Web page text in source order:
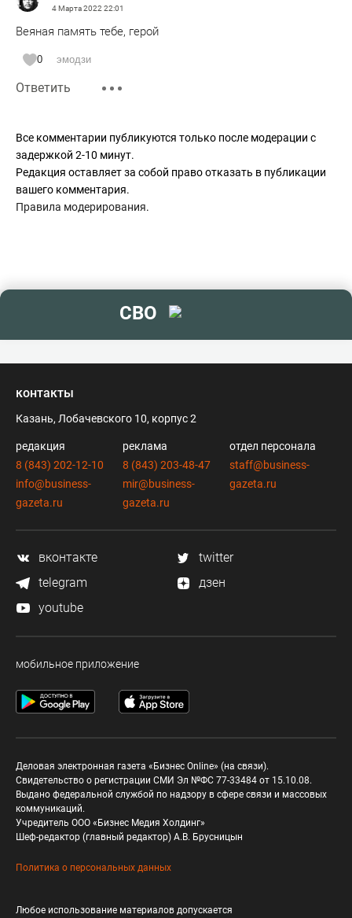
4 Марта 2022 22:01
Веяная память тебе, герой
0 эмодзи
Ответить
Все комментарии публикуются только после модерации с
задержкой 2-10 минут.
Редакция оставляет за собой право отказать в публикации
вашего комментария.
Правила модерирования.
СВО
контакты
Казань, Лобачевского 10, корпус 2
редакция
8 (843) 202-12-10
info@business-
gazeta.ru
реклама
8 (843) 203-48-47
mir@business-
gazeta.ru
отдел персонала
staff@business-
gazeta.ru
вконтакте
twitter
telegram
дзен
youtube
мобильное приложение
Деловая электронная газета «Бизнес Online» (на связи).
Свидетельство о регистрации СМИ Эл №ФС 77-33484 от 15.10.08.
Выдано федеральной службой по надзору в сфере связи и массовых
коммуникаций.
Учредитель ООО «Бизнес Медия Холдинг»
Шеф-редактор (главный редактор) А.В. Брусницын
Политика о персональных данных
Любое использование материалов допускается